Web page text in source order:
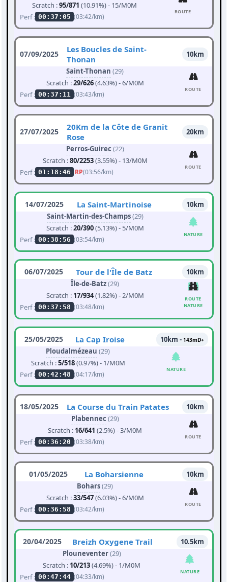
Scratch :95/871 (10.91%) - 15/M0M
Perf : 00:37:05 (03:42/km)
ROUTE
07/09/2025
Les Boucles de Saint-
Thonan
10km
Saint-Thonan (29)
Scratch :29/626(4.63%) - 6/M0M
Perf : 00:37:11 (03:43/km)
ROUTE
27/07/2025
20Km de la Côte de Granit
Rose
20km
Perros-Guirec (22)
Scratch :80/2253(3.55%) - 13/M0M
Perf : 01:18:46 RP(03:56/km)
ROUTE
14/07/2025 La Saint-Martinoise
10km
Saint-Martin-des-Champs(29)
Scratch :20/390(5.13%) - 5/M0M
Perf : 00:38:56 (03:54/km)
NATURE
06/07/2025 Tour de l'Île de Batz
10km
Île-de-Batz(29)
Scratch : 17/934(1.82%) - 2/M0M
Perf : 00:37:58 (03:48/km)
ROUTE
NATURE
25/05/2025 La Cap Iroise 10km - 143mD+
Ploudalmézeau (29)
Scratch :5/518(0.97%) - 1/M0M
Perf : 00:42:48 (04:17/km)
NATURE
18/05/2025 La Course du Train Patates
10km
Plabennec (29)
Scratch : 16/641 (2.5%) - 3/M0M
Perf : 00:36:20 (03:38/km)
ROUTE
01/05/2025 La Boharsienne
10km
Bohars(29)
Scratch :33/547(6.03%) - 6/M0M
Perf : 00:36:58 (03:42/km)
ROUTE
20/04/2025 Breizh Oxygene Trail
10.5km
Plouneventer(29)
Scratch : 10/213(4.69%) - 1/M0M
Perf : 00:47:44 (04:33/km)
NATURE